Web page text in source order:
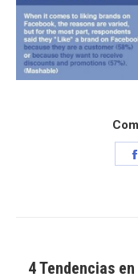
entre
4 Tendencias